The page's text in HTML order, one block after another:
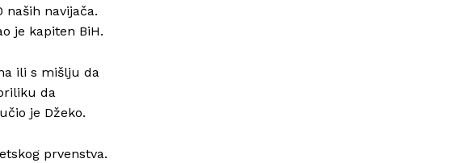
navijača.
je kapiten BiH.
ili s mišlju da
da
je Džeko.
prvenstva.